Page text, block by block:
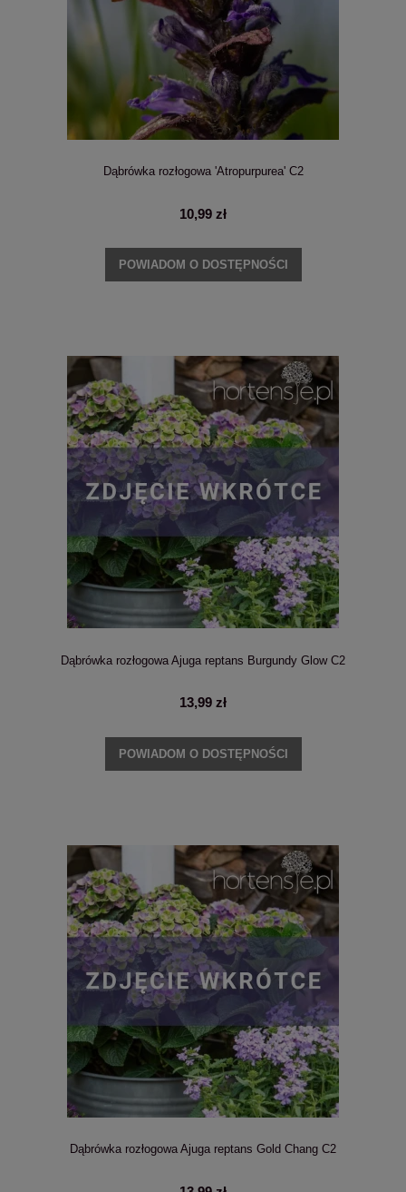
Dąbrówka rozłogowa 'Atropurpurea' C2
10,99 zł
POWIADOM O DOSTĘPNOŚCI
Dąbrówka rozłogowa Ajuga reptans Burgundy Glow C2
13,99 zł
POWIADOM O DOSTĘPNOŚCI
Dąbrówka rozłogowa Ajuga reptans Gold Chang C2